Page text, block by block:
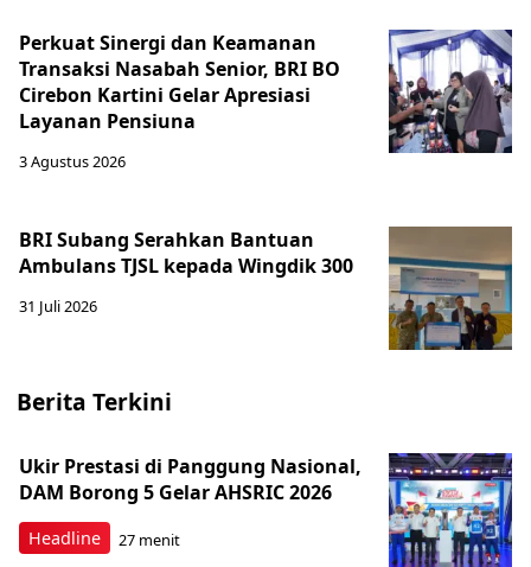
Perkuat Sinergi dan Keamanan
Transaksi Nasabah Senior, BRI BO
Cirebon Kartini Gelar Apresiasi
Layanan Pensiuna
3 Agustus 2026
BRI Subang Serahkan Bantuan
Ambulans TJSL kepada Wingdik 300
31 Juli 2026
Berita Terkini
Headline
Ukir Prestasi di Panggung Nasional,
DAM Borong 5 Gelar AHSRIC 2026
27 menit